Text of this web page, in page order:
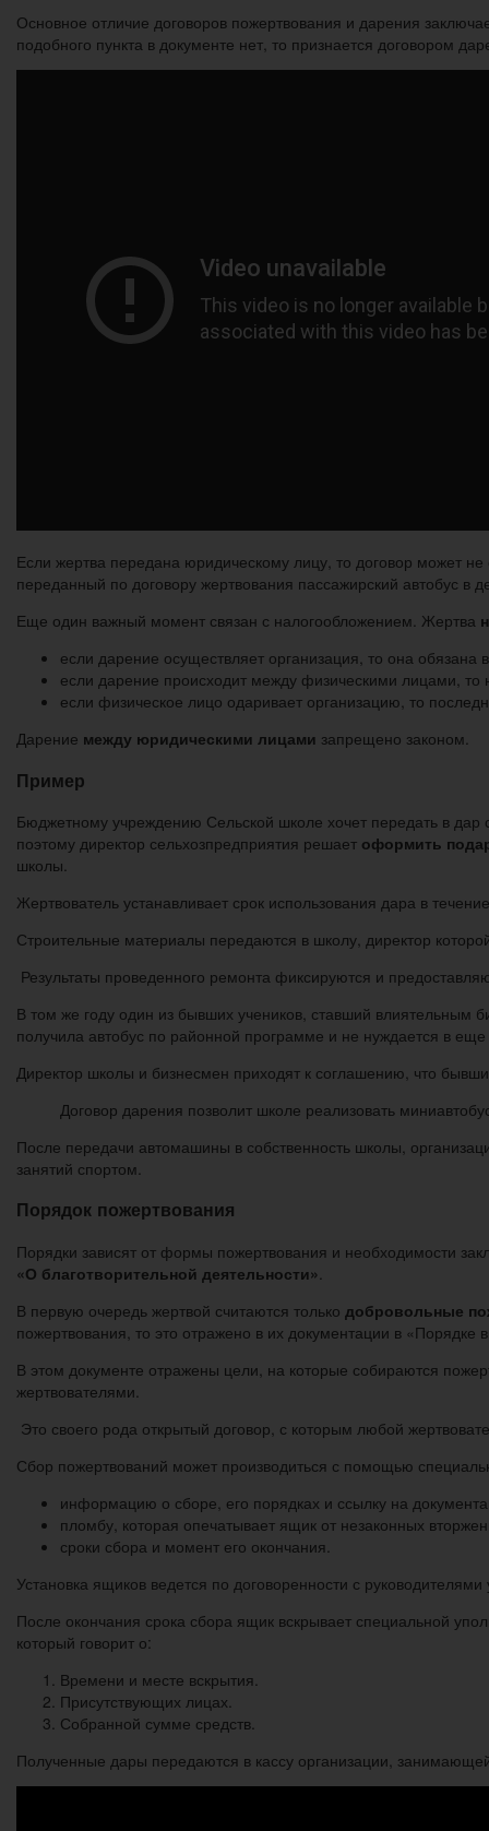
Основное отличие договоров пожертвования и дарения
подобного пункта в документе нет, то признается договором
Если жертва передана юридическому лицу, то договор может
переданный по договору жертвования пассажирский автобус в
Еще один важный момент связан с налогообложением. Жертва
если дарение осуществляет организация, то она
если дарение происходит между физическими лицами, то
если физическое лицо одаривает организацию, то
Дарение между юридическими лицами запрещено законом.
Пример
Бюджетному учреждению Сельской школе хочет передать в дар
поэтому директор сельхозпредприятия решает оформить
школы.
Жертвователь устанавливает срок использования дара в
Строительные материалы передаются в школу, директор
Результаты проведенного ремонта фиксируются и
В том же году один из бывших учеников, ставший влиятельным
получила автобус по районной программе и не нуждается в
Директор школы и бизнесмен приходят к соглашению, что
Договор дарения позволит школе реализовать
После передачи автомашины в собственность школы,
занятий спортом.
Порядок пожертвования
Порядки зависят от формы пожертвования и необходимости
«О благотворительной деятельности»
В первую очередь жертвой считаются только добровольные
пожертвования, то это отражено в их документации в «Порядке
В этом документе отражены цели, на которые собираются
жертвователями.
Это своего рода открытый договор, с которым любой
Сбор пожертвований может производиться с помощью
информацию о сборе, его порядках и ссылку на
пломбу, которая опечатывает ящик от незаконных
сроки сбора и момент его окончания.
Установка ящиков ведется по договоренности с
После окончания срока сбора ящик вскрывает специальной
который говорит о:
Времени и месте вскрытия.
Присутствующих лицах.
Собранной сумме средств.
Полученные дары передаются в кассу организации,